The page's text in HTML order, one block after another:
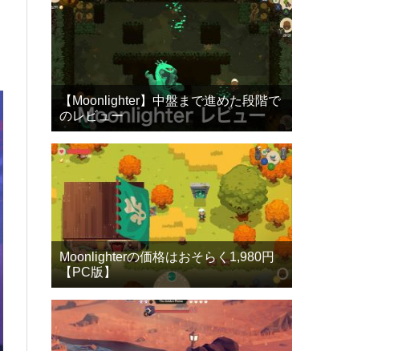
【Moonlighter】中盤まで進めた段階で
のレビュー
Moonlighterの価格はおそらく1,980円
【PC版】